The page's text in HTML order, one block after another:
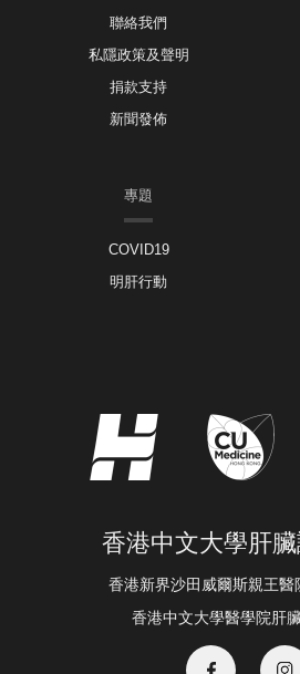
聯絡我們
私隱政策及聲明
捐款支持
新聞發佈
專題
COVID19
明肝行動
香港中文大學肝
香港新界沙田威爾斯親王醫
香港中文大學醫學院肝